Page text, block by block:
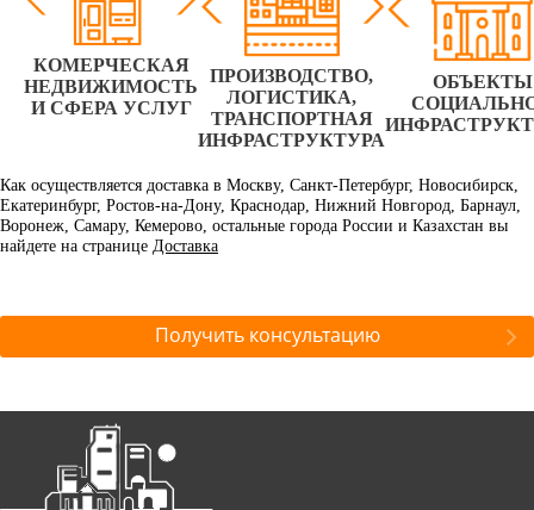
КОМЕРЧЕСКАЯ
НЕДВИЖИМОСТЬ
И СФЕРА УСЛУГ
ПРОИЗВОДСТВО,
ЛОГИСТИКА,
ТРАНСПОРТНАЯ
ИНФРАСТРУКТУРА
ОБЪЕКТЫ
Как осуществляется доставка в Москву, Санкт-Петербург, Новосибирск,
Екатеринбург, Ростов-на-Дону, Краснодар, Нижний Новгород, Барнаул,
Воронеж, Самару, Кемерово, остальные города России и Казахстан вы
найдете на странице Доставка
Получить консультацию